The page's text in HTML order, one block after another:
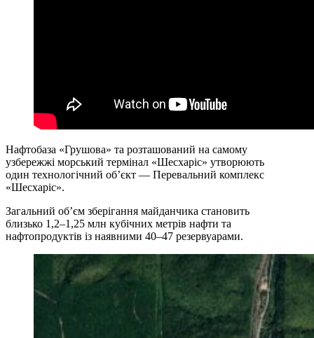
Нафтобаза «Грушова» та розташований на самому
узбережжі морський термінал «Шесхаріс» утворюють
один технологічний об’єкт — Перевальний комплекс
«Шесхаріс».
Загальний об’єм зберігання майданчика становить
близько 1,2–1,25 млн кубічних метрів нафти та
нафтопродуктів із наявними 40–47 резервуарами.